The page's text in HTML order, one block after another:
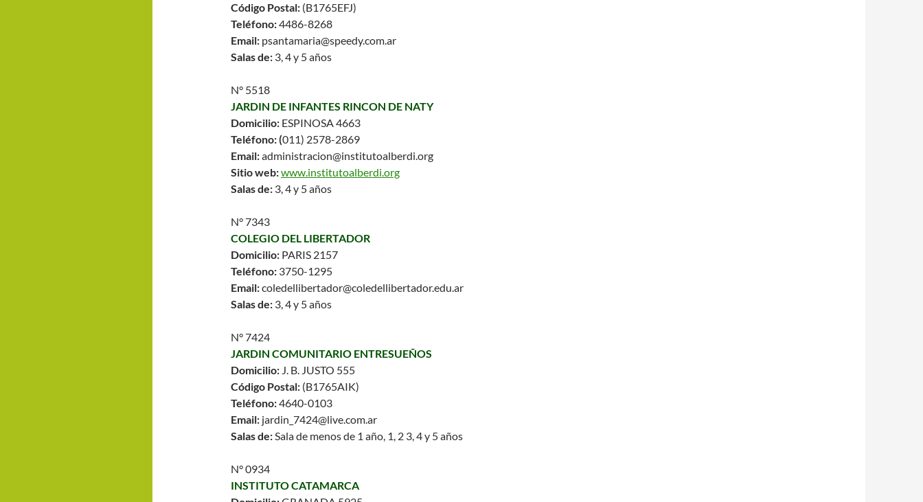
Código Postal: (B1765EFJ)
Teléfono:4486-8268
Email: psantamaria@speedy.com.ar
Salas de: 3, 4 y 5 años
N° 5518
JARDIN DE INFANTES RINCON DE NATY
Domicilio: ESPINOSA 4663
Teléfono: (011) 2578-2869
Email:administracion@institutoalberdi.org
Sitio web:www.institutoalberdi.org
Salas de: 3, 4 y 5 años
N° 7343
COLEGIO DEL LIBERTADOR
Domicilio: PARIS 2157
Teléfono: 3750-1295
Email:coledellibertador@coledellibertador.edu.ar
Salas de: 3, 4 y 5 años
N° 7424
JARDIN COMUNITARIO ENTRESUEÑOS
Domicilio: J. B. JUSTO 555
Código Postal: (B1765AIK)
Teléfono:4640-0103
Email: jardin_7424@live.com.ar
Salas de:Sala de menos de 1 año, 1, 2 3, 4 y 5 años
N° 0934
INSTITUTO CATAMARCA